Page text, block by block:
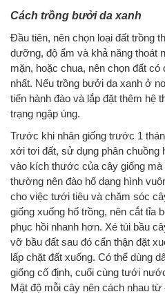
Cách trồng bưởi da xanh
Đầu tiên, nên chọn loại đất trồng
dưỡng, độ ẩm và khả năng thoát
mặn, hoặc chua, nên chọn đất
nhất. Nếu trồng bưởi da xanh ở
tiến hành đào và lắp đặt thêm hệ
trạng ngập úng.
Trước khi nhân giống trước 1
xới tơi đất, sử dụng phân chuồng
vào kích thước của cây giống mà
thường nên đào hố dạng hình
cho việc tưới tiêu và chăm sóc
giống xuống hố trồng, nên cắt tỉa
phục hồi nhanh hơn. Xé túi bầu
vỡ bầu đất sau đó cẩn thận đặt
lấp chặt đất xuống. Có thể dùng
giống cố định, cuối cùng tưới
Mật độ mỗi cây nên cách nhau